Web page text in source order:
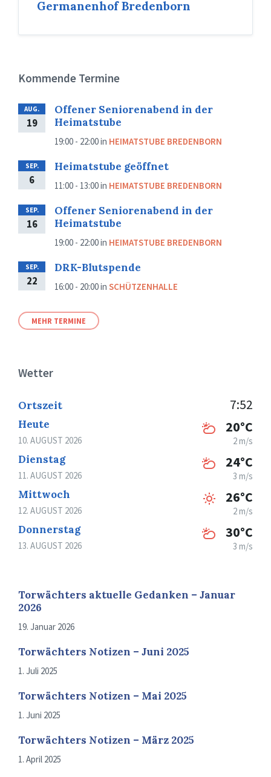
Germanenhof Bredenborn
Kommende Termine
AUG.
19
Offener Seniorenabend in der
Heimatstube
19:00 - 22:00in HEIMATSTUBE BREDENBORN
SEP.
6
Heimatstube geöffnet
11:00 - 13:00in HEIMATSTUBE BREDENBORN
SEP.
16
Offener Seniorenabend in der
Heimatstube
19:00 - 22:00in HEIMATSTUBE BREDENBORN
SEP.
22
DRK-Blutspende
16:00 - 20:00in SCHÜTZENHALLE
MEHR TERMINE
Wetter
Ortszeit 7:52
Heute
10. AUGUST 2026
20°C
2 m/s
Dienstag
11. AUGUST 2026
24°C
3 m/s
Mittwoch
12. AUGUST 2026
26°C
2 m/s
Donnerstag
13. AUGUST 2026
30°C
3 m/s
Torwächters aktuelle Gedanken – Januar
2026
19. Januar 2026
Torwächters Notizen – Juni 2025
1. Juli 2025
Torwächters Notizen – Mai 2025
1. Juni 2025
Torwächters Notizen – März 2025
1. April 2025